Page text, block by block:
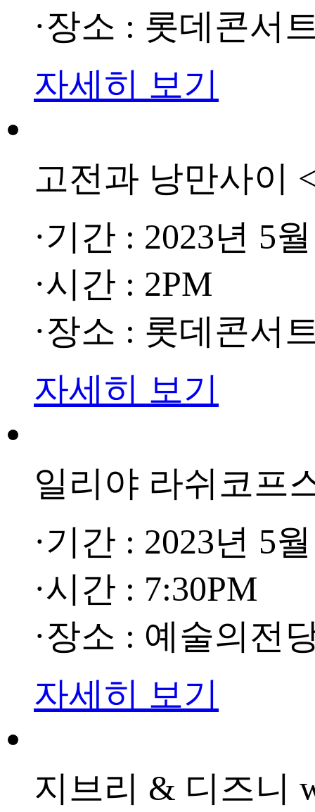
·장소 : 롯데콘서
자세히 보기
고전과 낭만사이
·기간 : 2023년 5
·시간 : 2PM
·장소 : 롯데콘서
자세히 보기
일리야 라쉬코프
·기간 : 2023년 5
·시간 : 7:30PM
·장소 : 예술의전
자세히 보기
지브리 & 디즈니